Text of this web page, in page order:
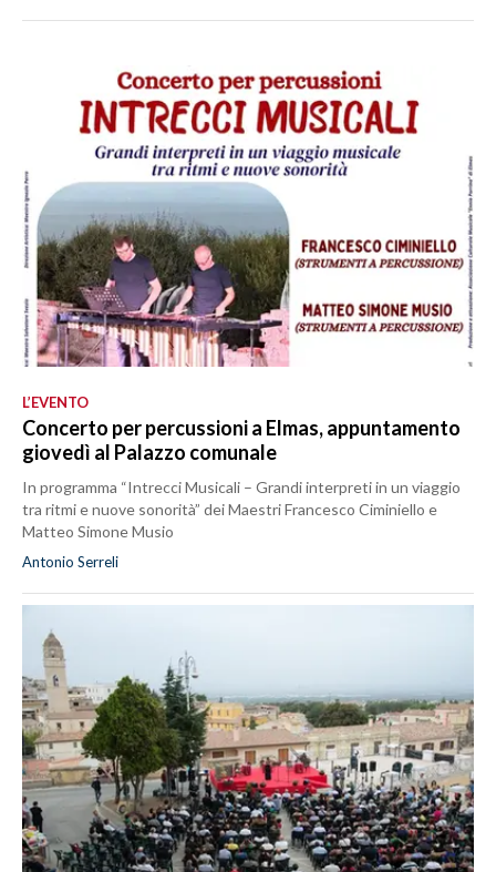
L’EVENTO
Concerto per percussioni a Elmas, appuntamento
giovedì al Palazzo comunale
In programma “Intrecci Musicali – Grandi interpreti in un viaggio
tra ritmi e nuove sonorità” dei Maestri Francesco Ciminiello e
Matteo Simone Musio
Antonio Serreli